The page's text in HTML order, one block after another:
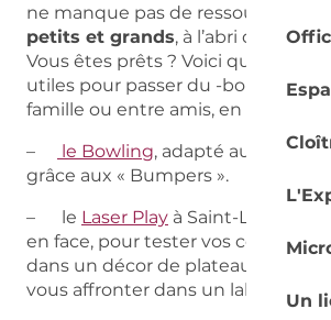
Un
ne manque pas de ressources pour
petits et grands, à l’abri du froid
Vous êtes prêts ? Voici quelques
utiles pour passer du -bon- temps
famille ou entre amis, en salles.
–
le Bowling, adapté aux enfants
grâce aux « Bumpers ».
– le Laser Play à Saint-Laurent-
en face, pour tester vos
dans un décor de plateau télé
vous affronter dans un labyrinthe